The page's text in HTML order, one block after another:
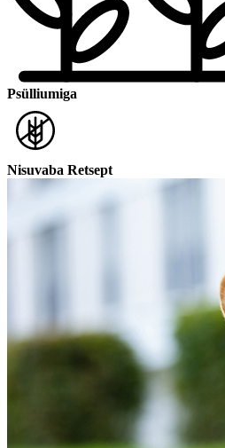
Psülliumiga
Nisuvaba Retsept